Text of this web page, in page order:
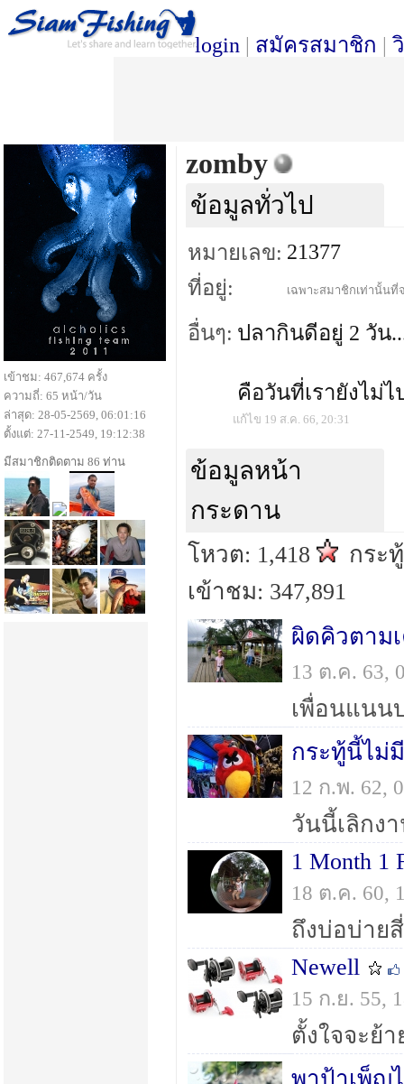
login | สมัครสมาชิก |
zomby
ข้อมูลทั่วไป
หมายเลข: 21377
ที่อยู่:
เฉพาะสมาชิกเท่านั้นที่
อื่นๆ: ปลากินดีอยู่ 2 วัน
คือวันที่เรายังไม่ไ
แก้ไข 19 ส.ค. 66, 20:31
ข้อมูลหน้า
กระดาน
โหวต: 1,418
กระ
เข้าชม: 347,891
ผิดคิวตาม
13 ต.ค. 63,
กระทู้นี้ไม่
12 ก.พ. 62,
1 Month 1
18 ต.ค. 60,
Newell
15 ก.ย. 55,
เข้าชม: 467,674 ครั้ง
ความถี่: 65 หน้า/วัน
ล่าสุด: 28-05-2569, 06:01:16
ตั้งแต่: 27-11-2549, 19:12:38
มีสมาชิกติดตาม 86 ท่าน